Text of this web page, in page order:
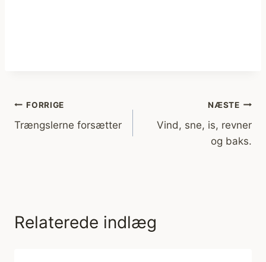
Indlægsnavigation
FORRIGE
Trængslerne forsætter
NÆSTE
Vind, sne, is, revner
og baks.
Relaterede indlæg